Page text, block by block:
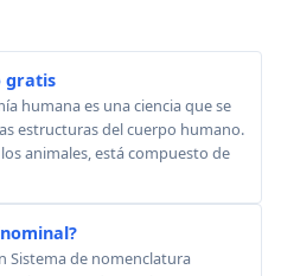
gratis
humana es una ciencia que se
estructuras del cuerpo humano.
animales, está compuesto de
Sistema de nomenclatura